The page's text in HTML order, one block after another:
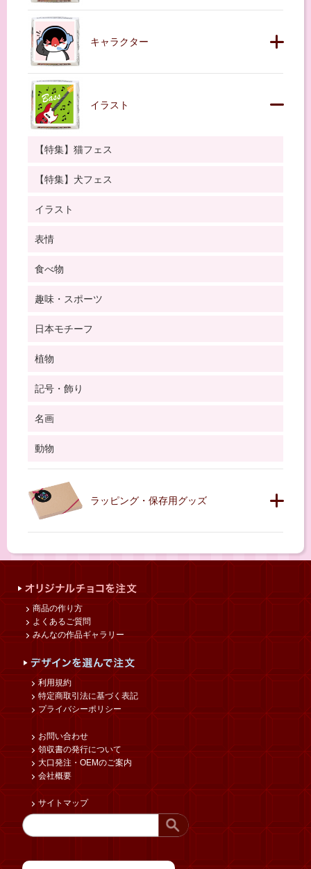
キャラクター
イラスト
【特集】猫フェス
【特集】犬フェス
イラスト
表情
食べ物
趣味・スポーツ
日本モチーフ
植物
記号・飾り
名画
動物
ラッピング・保存用グッズ
商品の作り方
よくあるご質問
みんなの作品ギャラリー
利用規約
特定商取引法に基づく表記
プライバシーポリシー
お問い合わせ
領収書の発行について
大口発注・OEMのご案内
会社概要
サイトマップ